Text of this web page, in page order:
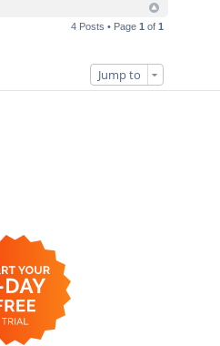
4 Posts • Page 1 of 1
Jump to